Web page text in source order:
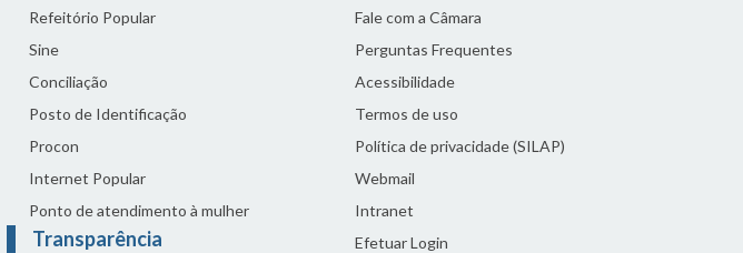
Refeitório Popular
Sine
Conciliação
Posto de Identificação
Procon
Internet Popular
Ponto de atendimento à mulher
Transparência
Fale com a Câmara
Perguntas Frequentes
Acessibilidade
Termos de uso
Política de privacidade (SILAP)
Webmail
Intranet
Efetuar Login